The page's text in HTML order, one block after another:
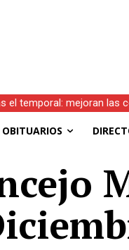
temporal: mejoran las
OBITUARIOS